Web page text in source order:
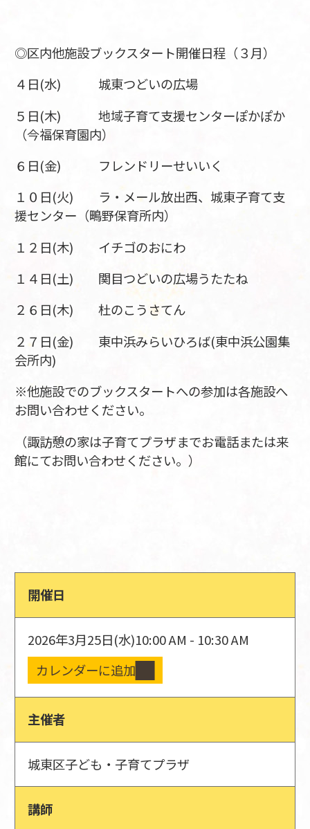
◎区内他施設ブックスタート開催日程（３月）
４日(水) 城東つどいの広場
５日(木) 地域子育て支援センターぽかぽか
（今福保育園内）
６日(金) フレンドリーせいいく
１０日(火) ラ・メール放出西、城東子育て支
援センター（鴫野保育所内）
１２日(木) イチゴのおにわ
１４日(土) 関目つどいの広場うたたね
２６日(木) 杜のこうさてん
２７日(金) 東中浜みらいひろば(東中浜公園集
会所内)
※他施設でのブックスタートへの参加は各施設へ
お問い合わせください。
（諏訪憩の家は子育てプラザまでお電話または来
館にてお問い合わせください。）
開催日
2026年3月25日(水)10:00 AM - 10:30 AM
カレンダーに追加
主催者
城東区子ども・子育てプラザ
講師